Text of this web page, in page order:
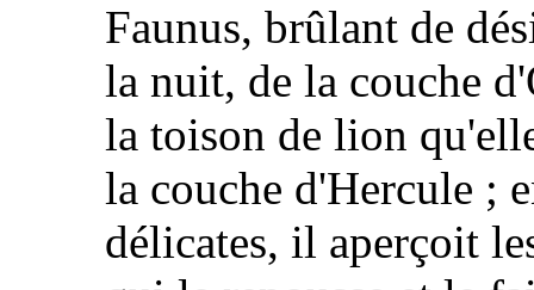
Faunus, brûlant de
la nuit, de la couche
la toison de lion
la couche d'Hercule ;
délicates, il aperçoit